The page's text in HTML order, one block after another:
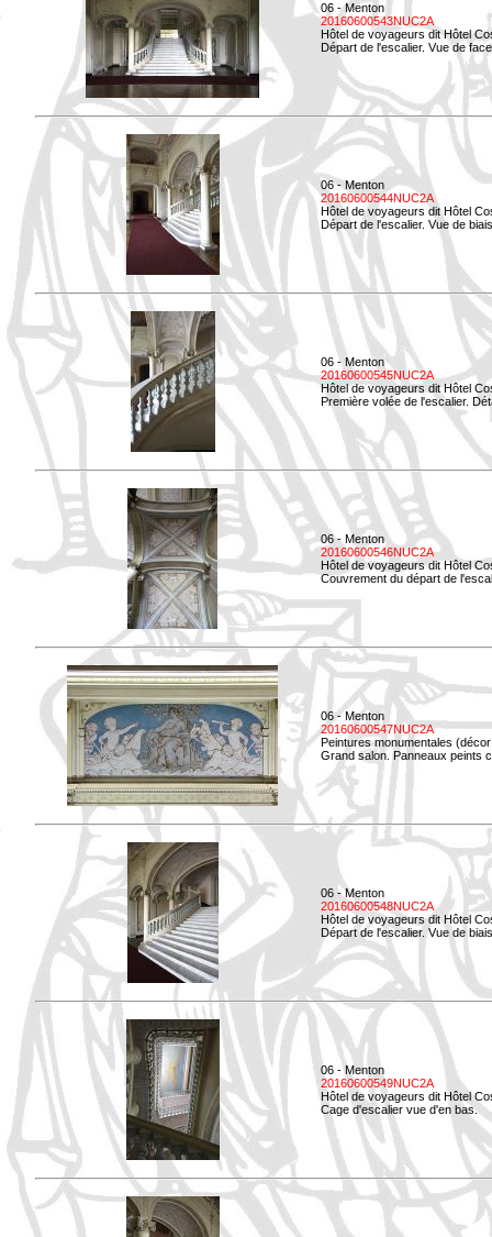
06 - Menton
20160600543NUC2A
Hôtel de voyageurs dit Hôtel
Départ de l'escalier. Vue de
06 - Menton
20160600544NUC2A
Hôtel de voyageurs dit Hôtel
Départ de l'escalier. Vue de
06 - Menton
20160600545NUC2A
Hôtel de voyageurs dit Hôtel
Première volée de l'escalier.
06 - Menton
20160600546NUC2A
Hôtel de voyageurs dit Hôtel
Couvrement du départ de
06 - Menton
20160600547NUC2A
Peintures monumentales
Grand salon. Panneaux peints
06 - Menton
20160600548NUC2A
Hôtel de voyageurs dit Hôtel
Départ de l'escalier. Vue de
06 - Menton
20160600549NUC2A
Hôtel de voyageurs dit Hôtel
Cage d'escalier vue d'en bas.